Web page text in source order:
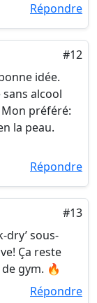
Répondre
#12
idée.
alcool
préféré:
la peau.
Répondre
#13
dry’ sous-
Ça reste
gym. 🔥
Répondre